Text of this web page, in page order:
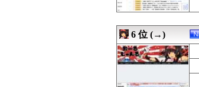
08/07 21:55
08/07 21:40
08/07 21:30
08/07 21:29
08/07 21:22
08/07 21:19
6 位 (→)